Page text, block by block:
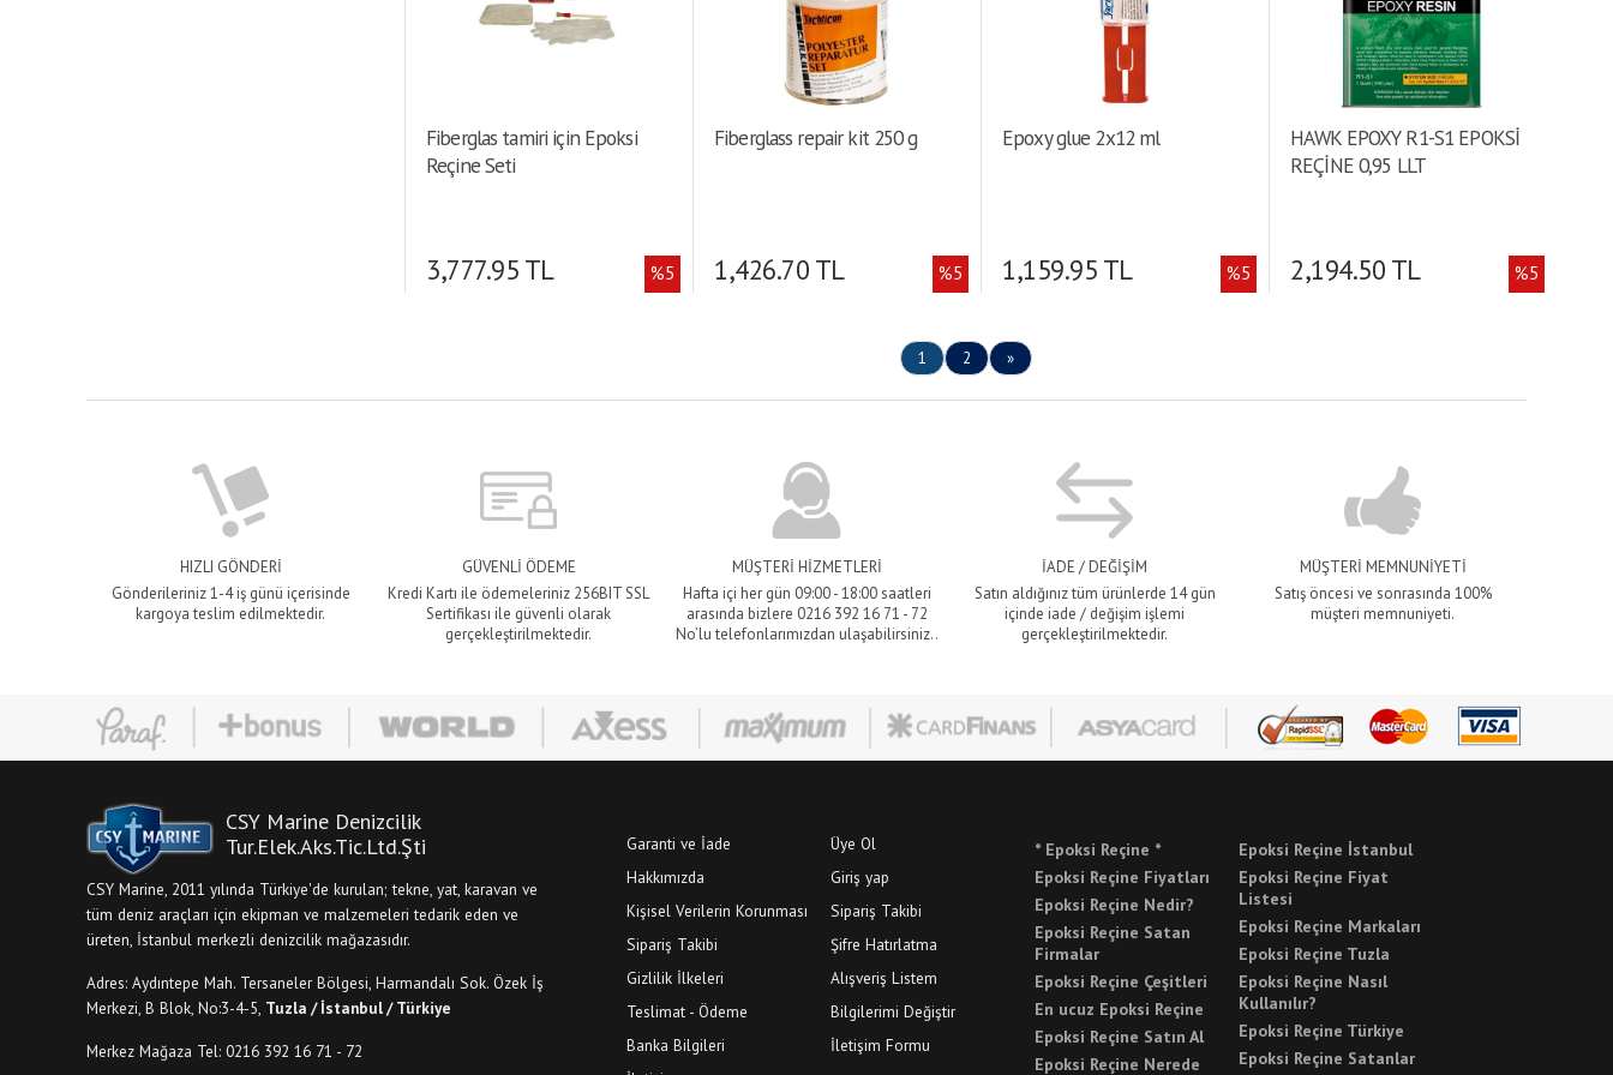
kürlenme: 20-24 saat • Ağırlık: 4.16
kg • Pik gerilme (kg/cm²): 545.54 •
Fiberglas tamiri için Epoksi
Reçine Seti
3,777.95 TL %5
Fiberglass repair kit 250 g
1,426.70 TL %5
Epoxy glue 2x12 ml
1,159.95 TL %5
HAWK EPOXY R1-S1 EPOKSİ
REÇİNE 0,95 LLT
2,194.50 TL %5
1 2 »
HIZLI GÖNDERİ
Gönderileriniz 1-4 iş günü içerisinde
kargoya teslim edilmektedir.
GÜVENLİ ÖDEME
Kredi Kartı ile ödemeleriniz 256BIT SSL
Sertifikası ile güvenli olarak
gerçekleştirilmektedir.
MÜŞTERİ HİZMETLERİ
Hafta içi her gün 09:00 - 18:00 saatleri
arasında bizlere 0216 392 16 71 - 72
No’lu telefonlarımızdan ulaşabilirsiniz..
İADE / DEĞİŞİM
Satın aldığınız tüm ürünlerde 14 gün
içinde iade / değişim işlemi
gerçekleştirilmektedir.
MÜŞTERİ MEMNUNİYETİ
Satış öncesi ve sonrasında 100%
müşteri memnuniyeti.
CSY Marine Denizcilik
Tur.Elek.Aks.Tic.Ltd.Şti
CSY Marine, 2011 yılında Türkiye'de kurulan; tekne, yat, karavan ve
tüm deniz araçları için ekipman ve malzemeleri tedarik eden ve
üreten, İstanbul merkezli denizcilik mağazasıdır.
Adres: Aydıntepe Mah. Tersaneler Bölgesi, Harmandalı Sok. Özek İş
Merkezi, B Blok, No:3-4-5, Tuzla / İstanbul / Türkiye
Merkez Mağaza Tel: 0216 392 16 71 - 72
Garanti ve İade
Hakkımızda
Kişisel Verilerin Korunması
Sipariş Takibi
Gizlilik İlkeleri
Teslimat - Ödeme
Banka Bilgileri
Üye Ol
Giriş yap
Sipariş Takibi
Şifre Hatırlatma
Alışveriş Listem
Bilgilerimi Değiştir
İletişim Formu
* Epoksi Reçine *
Epoksi Reçine Fiyatları
Epoksi Reçine Nedir?
Epoksi Reçine Satan
Firmalar
Epoksi Reçine Çeşitleri
En ucuz Epoksi Reçine
Epoksi Reçine Satın Al
Epoksi Reçine Nerede
Epoksi Reçine İstanbul
Epoksi Reçine Fiyat
Listesi
Epoksi Reçine Markaları
Epoksi Reçine Tuzla
Epoksi Reçine Nasıl
Kullanılır?
Epoksi Reçine Türkiye
Epoksi Reçine Satanlar